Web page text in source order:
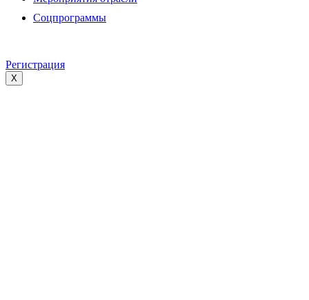
Соцпрограммы
Регистрация
X